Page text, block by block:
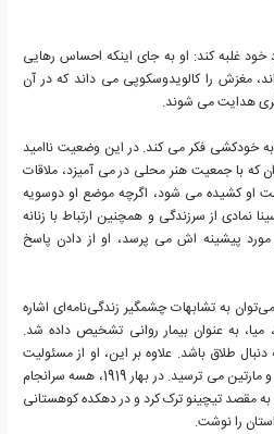
خود غلبه کند: او به جای اینکه احساس رهایی
مغزش را کالویدوسکوپی می داند که در آن
هدایت می شوند.
به خودکشی فکر می کند. در این وضعیت ناامید
که با جمعیت هنر محلی در می آمیزد، ملاقات
او کشیده می شود، اگرچه موضع او دوسویه
نمادی از سرزندگی و همچنین ارتباط با زنانه
مورد پیشینه اش می پرسد، او از دادن پاسخ
می‌توان به تشابهات چشمگیر زندگی‌نامه‌ای اشاره
اول هسه، میا، به عنوان بیمار روانی تشخیص داده شد.
دنبال طلاق باشد. علاوه بر این، او از مسئولیت
بزرگ کردن سه پسرشان، برونو، هاینر و مارتین می ترسید. در بهار 1919، هسه سرانجام
به مقصد تیچینو ترک کرد و در دهکده کوهستانی
را نوشت.